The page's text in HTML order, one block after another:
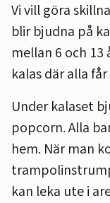
Vi vill göra
blir bjudna på
mellan 6 och
kalas där alla
Under kalaset
popcorn. Alla
hem. När man
kan leka ute i